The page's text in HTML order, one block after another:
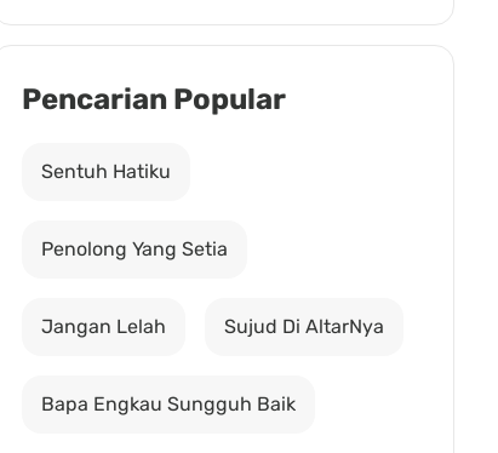
Pencarian Popular
Sentuh Hatiku
Penolong Yang Setia
Jangan Lelah Sujud Di AltarNya
Bapa Engkau Sungguh Baik